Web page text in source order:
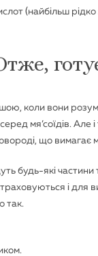
(найбільш рідко
коли вони
мя’соїдів.
що вимагає
будь-які
і для
так.